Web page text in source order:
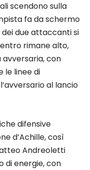
scendono sulla
fa da schermo
due attaccanti si
rimane alto,
con
le linee di
al lancio
difensive
d’Achille, così
Andreoletti
di energie, con